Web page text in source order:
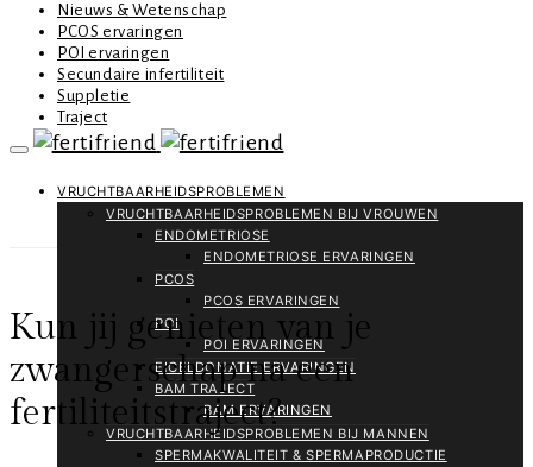
Nieuws & Wetenschap
PCOS ervaringen
POI ervaringen
Secundaire infertiliteit
Suppletie
Traject
VRUCHTBAARHEIDSPROBLEMEN
VRUCHTBAARHEIDSPROBLEMEN BIJ VROUWEN
ENDOMETRIOSE
ENDOMETRIOSE ERVARINGEN
PCOS
PCOS ERVARINGEN
POI
POI ERVARINGEN
EICELDONATIE ERVARINGEN
BAM TRAJECT
BAM ERVARINGEN
VRUCHTBAARHEIDSPROBLEMEN BIJ MANNEN
SPERMAKWALITEIT & SPERMAPRODUCTIE
Kun jij genieten van je
zwangerschap na een
fertiliteitstraject?